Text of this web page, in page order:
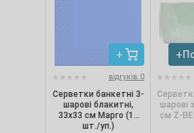
відгуків: 0
Серветки банкетні 3-
шарові блакитні,
33х33 см Марго (18
шт./уп.)
шарові
см Z-